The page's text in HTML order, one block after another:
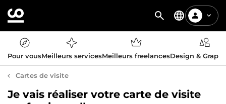
Pour vousMeilleurs servicesMeilleurs freelancesDesign &
Cartes de visite
Je vais réaliser votre carte de visite